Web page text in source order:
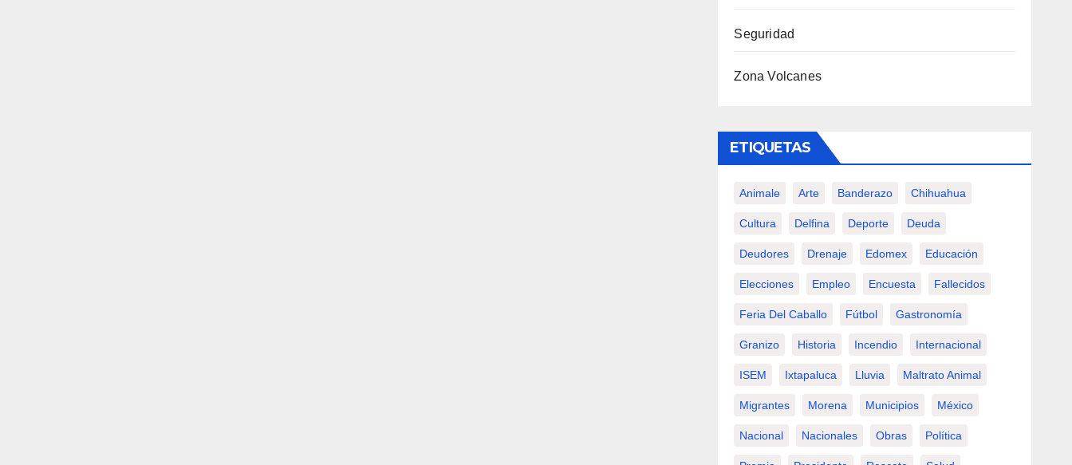
Seguridad
Zona Volcanes
ETIQUETAS
Animale Arte Banderazo Chihuahua
Cultura Delfina Deporte Deuda
Deudores Drenaje Edomex Educación
Elecciones Empleo Encuesta Fallecidos
Feria Del Caballo Fútbol Gastronomía
Granizo Historia Incendio Internacional
ISEM Ixtapaluca Lluvia Maltrato Animal
Migrantes Morena Municipios México
Nacional Nacionales Obras Política